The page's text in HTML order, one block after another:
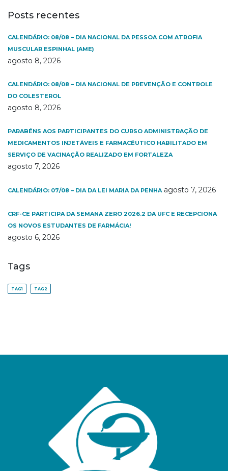
Posts recentes
CALENDÁRIO: 08/08 – DIA NACIONAL DA PESSOA COM ATROFIA
MUSCULAR ESPINHAL (AME)
agosto 8, 2026
CALENDÁRIO: 08/08 – DIA NACIONAL DE PREVENÇÃO E CONTROLE
DO COLESTEROL
agosto 8, 2026
PARABÉNS AOS PARTICIPANTES DO CURSO ADMINISTRAÇÃO DE
MEDICAMENTOS INJETÁVEIS E FARMACÊUTICO HABILITADO EM
SERVIÇO DE VACINAÇÃO REALIZADO EM FORTALEZA
agosto 7, 2026
CALENDÁRIO: 07/08 – DIA DA LEI MARIA DA PENHA agosto 7, 2026
CRF-CE PARTICIPA DA SEMANA ZERO 2026.2 DA UFC E RECEPCIONA
OS NOVOS ESTUDANTES DE FARMÁCIA!
agosto 6, 2026
Tags
TAG1 TAG2